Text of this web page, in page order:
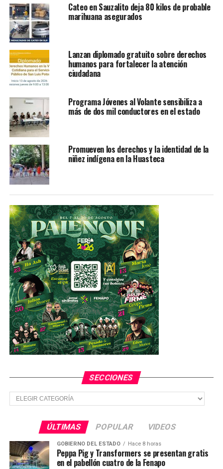
Cateo en Sauzalito deja 80 kilos de probable
marihuana asegurados
Lanzan diplomado gratuito sobre derechos
humanos para fortalecer la atención
ciudadana
Programa Jóvenes al Volante sensibiliza a
más de dos mil conductores en el estado
Promueven los derechos y la identidad de la
niñez indígena en la Huasteca
SECCIONES
Secciones
ÚLTIMAS POPULAR VIDEOS
GOBIERNO DEL ESTADO Hace 8 horas
Peppa Pig y Transformers se presentan gratis
en el pabellón cuatro de la Fenapo